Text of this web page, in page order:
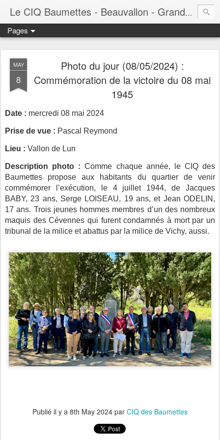
Le CIQ Baumettes - Beauvallon - Grandval - Seigneurie - Valmont - Vert-Plan
Pages
MAY
8
Photo du jour (08/05/2024) :
Commémoration de la victoire du 08 mai
1945
Date : mercredi 08 mai 2024
Prise de vue : Pascal Reymond
Lieu : Vallon de Lun
Description photo : Comme chaque année, le CIQ des
Baumettes propose aux habitants du quartier de venir
commémorer l’exécution, le 4 juillet 1944, de Jacques
BABY, 23 ans, Serge LOISEAU, 19 ans, et Jean ODELIN,
17 ans. Trois jeunes hommes membres d’un des nombreux
maquis des Cévennes qui furent condamnés à mort par un
tribunal de la milice et abattus par la milice de Vichy, aussi.
Publié il y a 8th May 2024 par CIQ des Baumettes